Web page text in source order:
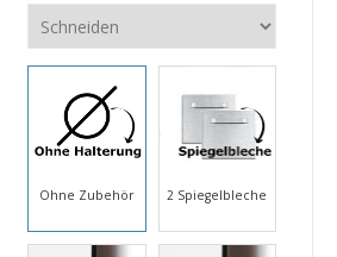
Ohne Zubehör 2 Spiegelbleche